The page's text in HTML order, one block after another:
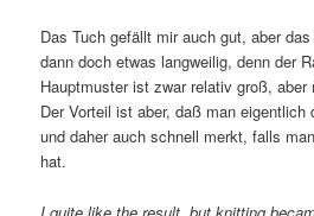
Das Tuch gefällt mir auch gut, aber
dann doch etwas langweilig, denn der
Hauptmuster ist zwar relativ groß,
Der Vorteil ist aber, daß man eigentlich
und daher auch schnell merkt, falls
hat.
I quite like the result, but knitting